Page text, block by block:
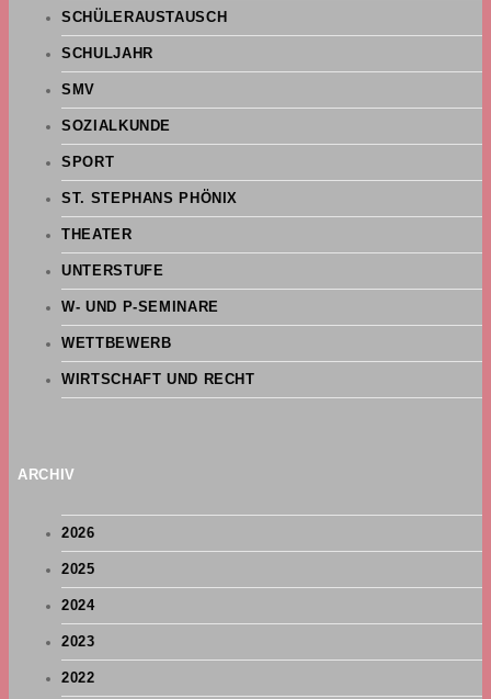
SCHÜLERAUSTAUSCH
SCHULJAHR
SMV
SOZIALKUNDE
SPORT
ST. STEPHANS PHÖNIX
THEATER
UNTERSTUFE
W- UND P-SEMINARE
WETTBEWERB
WIRTSCHAFT UND RECHT
ARCHIV
2026
2025
2024
2023
2022